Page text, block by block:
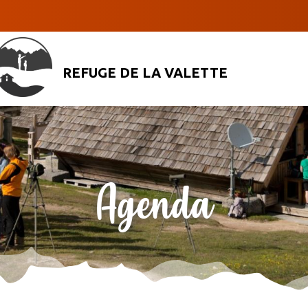
REFUGE DE LA VALETTE
Agenda